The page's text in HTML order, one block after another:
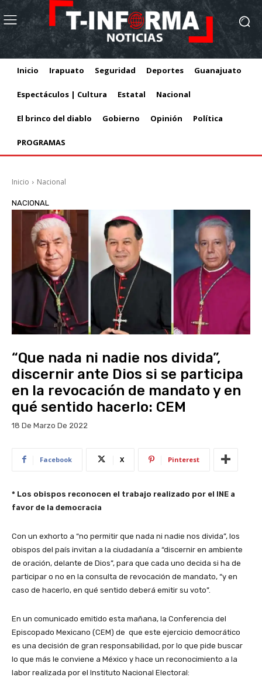
Inicio Irapuato Seguridad Deportes Guanajuato
Espectáculos | Cultura Estatal Nacional
El brinco del diablo Gobierno Opinión Política
PROGRAMAS
Inicio Nacional
NACIONAL
“Que nada ni nadie nos divida”,
discernir ante Dios si se participa
en la revocación de mandato y en
qué sentido hacerlo: CEM
18 De Marzo De 2022
Facebook X Pinterest
* Los obispos reconocen el trabajo realizado por el INE a
favor de la democracia
Con un exhorto a “no permitir que nada ni nadie nos divida”, los
obispos del país invitan a la ciudadanía a “discernir en ambiente
de oración, delante de Dios”, para que cada uno decida si ha de
participar o no en la consulta de revocación de mandato, “y en
caso de hacerlo, en qué sentido deberá emitir su voto”.
En un comunicado emitido esta mañana, la Conferencia del
Episcopado Mexicano (CEM) de que este ejercicio democrático
es una decisión de gran responsabilidad, por lo que pide buscar
lo que más le conviene a México y hace un reconocimiento a la
labor realizada por el Instituto Nacional Electoral: